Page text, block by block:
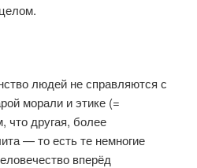
людей не справляются с
морали и этике (=
что другая, более
— то есть те немногие
вперёд